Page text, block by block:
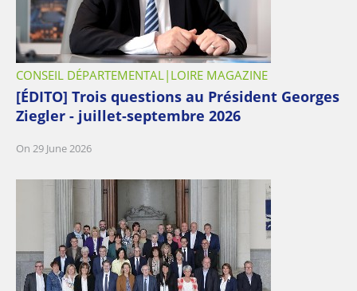
CONSEIL DÉPARTEMENTAL LOIRE MAGAZINE
[ÉDITO] Trois questions au Président Georges
Ziegler - juillet-septembre 2026
On 29 June 2026